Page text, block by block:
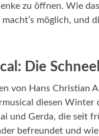
zu öffnen. Wie
möglich, und
Die
von Hans Christian
diesen Winter
und Gerda, die seit
befreundet und